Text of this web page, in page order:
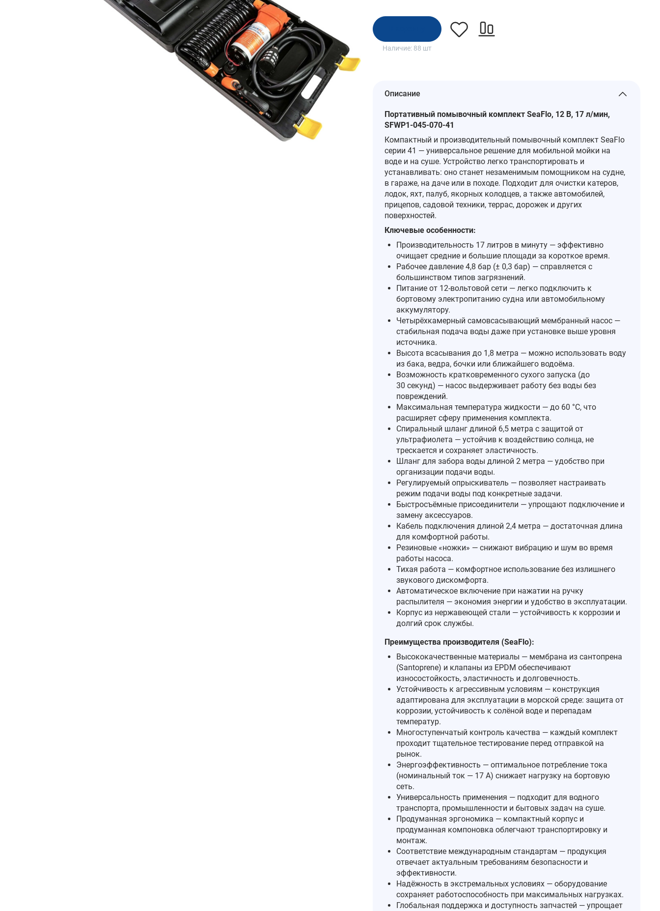
Наличие: 88 шт
Описание
Портативный помывочный комплект SeaFlo, 12 В, 17 л/мин,
SFWP1-045-070-41
Компактный и производительный помывочный комплект SeaFlo
серии 41 — универсальное решение для мобильной мойки на
воде и на суше. Устройство легко транспортировать и
устанавливать: оно станет незаменимым помощником на судне,
в гараже, на даче или в походе. Подходит для очистки катеров,
лодок, яхт, палуб, якорных колодцев, а также автомобилей,
прицепов, садовой техники, террас, дорожек и других
поверхностей.
Ключевые особенности:
Производительность 17 литров в минуту — эффективно
очищает средние и большие площади за короткое время.
Рабочее давление 4,8 бар (± 0,3 бар) — справляется с
большинством типов загрязнений.
Питание от 12‑вольтовой сети — легко подключить к
бортовому электропитанию судна или автомобильному
аккумулятору.
Четырёхкамерный самовсасывающий мембранный насос —
стабильная подача воды даже при установке выше уровня
источника.
Высота всасывания до 1,8 метра — можно использовать воду
из бака, ведра, бочки или ближайшего водоёма.
Возможность кратковременного сухого запуска (до
30 секунд) — насос выдерживает работу без воды без
повреждений.
Максимальная температура жидкости — до 60 °C, что
расширяет сферу применения комплекта.
Спиральный шланг длиной 6,5 метра с защитой от
ультрафиолета — устойчив к воздействию солнца, не
трескается и сохраняет эластичность.
Шланг для забора воды длиной 2 метра — удобство при
организации подачи воды.
Регулируемый опрыскиватель — позволяет настраивать
режим подачи воды под конкретные задачи.
Быстросъёмные присоединители — упрощают подключение и
замену аксессуаров.
Кабель подключения длиной 2,4 метра — достаточная длина
для комфортной работы.
Резиновые «ножки» — снижают вибрацию и шум во время
работы насоса.
Тихая работа — комфортное использование без излишнего
звукового дискомфорта.
Автоматическое включение при нажатии на ручку
распылителя — экономия энергии и удобство в эксплуатации.
Корпус из нержавеющей стали — устойчивость к коррозии и
долгий срок службы.
Преимущества производителя (SeaFlo):
Высококачественные материалы — мембрана из сантопрена
(Santoprene) и клапаны из EPDM обеспечивают
износостойкость, эластичность и долговечность.
Устойчивость к агрессивным условиям — конструкция
адаптирована для эксплуатации в морской среде: защита от
коррозии, устойчивость к солёной воде и перепадам
температур.
Многоступенчатый контроль качества — каждый комплект
проходит тщательное тестирование перед отправкой на
рынок.
Энергоэффективность — оптимальное потребление тока
(номинальный ток — 17 А) снижает нагрузку на бортовую
сеть.
Универсальность применения — подходит для водного
транспорта, промышленности и бытовых задач на суше.
Продуманная эргономика — компактный корпус и
продуманная компоновка облегчают транспортировку и
монтаж.
Соответствие международным стандартам — продукция
отвечает актуальным требованиям безопасности и
эффективности.
Надёжность в экстремальных условиях — оборудование
сохраняет работоспособность при максимальных нагрузках.
Глобальная поддержка и доступность запчастей — упрощает